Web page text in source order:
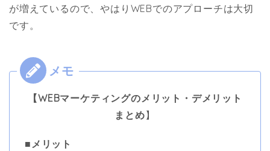
が増えているので、やはりWEBでのアプローチは大切
です。
【WEBマーケティングのメリット・デメリット
まとめ】
■メリット